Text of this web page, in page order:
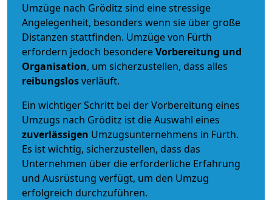
Umzüge nach Gröditz sind eine stressige
Angelegenheit, besonders wenn sie über große
Distanzen stattfinden. Umzüge von Fürth
erfordern jedoch besondereVorbereitung und
Organisation, um sicherzustellen, dass alles
reibungslosverläuft.
Ein wichtiger Schritt bei der Vorbereitung eines
Umzugs nach Gröditz ist die Auswahl eines
zuverlässigen Umzugsunternehmens in Fürth.
Es ist wichtig, sicherzustellen, dass das
Unternehmen über die erforderliche Erfahrung
und Ausrüstung verfügt, um den Umzug
erfolgreich durchzuführen.